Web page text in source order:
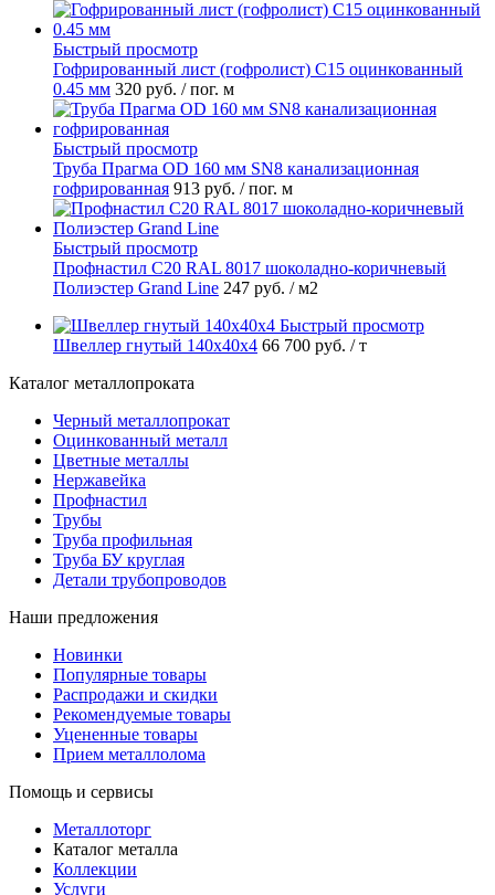
Быстрый просмотр
Гофрированный лист (гофролист) С15 оцинкованный
0.45 мм 320 руб. / пог. м
Быстрый просмотр
Труба Прагма OD 160 мм SN8 канализационная
гофрированная 913 руб. / пог. м
Быстрый просмотр
Профнастил С20 RAL 8017 шоколадно-коричневый
Полиэстер Grand Line 247 руб. / м2
Быстрый просмотр
Швеллер гнутый 140х40х4 66 700 руб. / т
Каталог металлопроката
Черный металлопрокат
Оцинкованный металл
Цветные металлы
Нержавейка
Профнастил
Трубы
Труба профильная
Труба БУ круглая
Детали трубопроводов
Наши предложения
Новинки
Популярные товары
Распродажи и скидки
Рекомендуемые товары
Уцененные товары
Прием металлолома
Помощь и сервисы
Металлоторг
Каталог металла
Коллекции
Услуги